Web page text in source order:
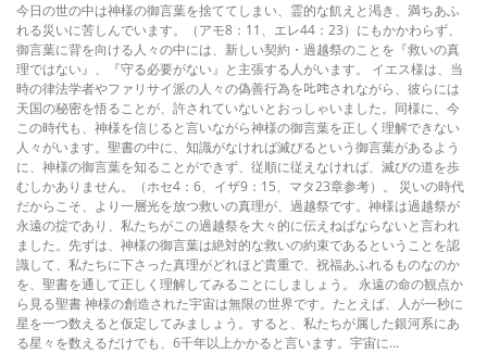
今日の世の中は神様の御言葉を捨ててしまい、霊的な飢えと渇き、満ちあふ
れる災いに苦しんでいます。（アモ8：11、エレ44：23）にもかかわらず、
御言葉に背を向ける人々の中には、新しい契約・過越祭のことを『救いの真
理ではない』、『守る必要がない』と主張する人がいます。 イエス様は、当
時の律法学者やファリサイ派の人々の偽善行為を𠮟咤されながら、彼らには
天国の秘密を悟ることが、許されていないとおっしゃいました。同様に、今
この時代も、神様を信じると言いながら神様の御言葉を正しく理解できない
人々がいます。聖書の中に、知識がなければ滅びるという御言葉があるよう
に、神様の御言葉を知ることができず、従順に従えなければ、滅びの道を歩
むしかありません。（ホセ4：6、イザ9：15、マタ23章参考）。 災いの時代
だからこそ、より一層光を放つ救いの真理が、過越祭です。神様は過越祭が
永遠の掟であり、私たちがこの過越祭を大々的に伝えねばならないと言われ
ました。先ずは、神様の御言葉は絶対的な救いの約束であるということを認
識して、私たちに下さった真理がどれほど貴重で、祝福あふれるものなのか
を、聖書を通して正しく理解してみることにしましょう。 永遠の命の観点か
ら見る聖書 神様の創造された宇宙は無限の世界です。たとえば、人が一秒に
星を一つ数えると仮定してみましょう。すると、私たちが属した銀河系にあ
る星々を数えるだけでも、6千年以上かかると言います。宇宙に...